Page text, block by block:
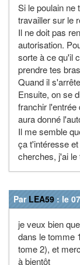
Si le poulain ne
travailler sur le
Il ne doit pas
autorisation.
sorte à ce qu'il
prendre tes
Quand il
Ensuite, on se
franchir l'entrée
aura donné
Il me semble
ça t'intéresse
cherches, j'ai le
Par LEA59 : le
je veux bien
dans le tomme
tome 2), et
à bientôt